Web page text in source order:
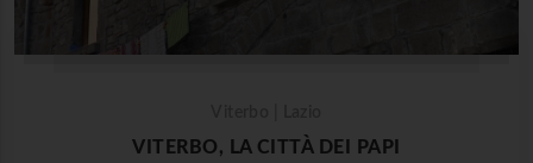
VITERBO, LA CITTÀ DEI PAPI